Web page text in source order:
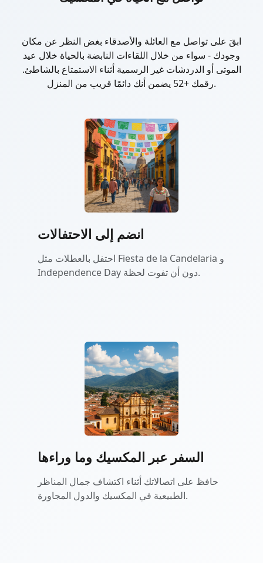
ابقَ على تواصل مع العائلة والأصدقاء بغض النظر عن مكان
وجودك - سواء من خلال اللقاءات النابضة بالحياة خلال عيد
الموتى أو الدردشات غير الرسمية أثناء الاستمتاع بالشاطئ.
رقمك +52 يضمن أنك دائمًا قريب من المنزل.
انضم إلى الاحتفالات
احتفل بالعطلات مثل Fiesta de la Candelaria و
Independence Day دون أن تفوت لحظة.
السفر عبر المكسيك وما وراءها
حافظ على اتصالاتك أثناء اكتشاف جمال المناظر
الطبيعية في المكسيك والدول المجاورة.